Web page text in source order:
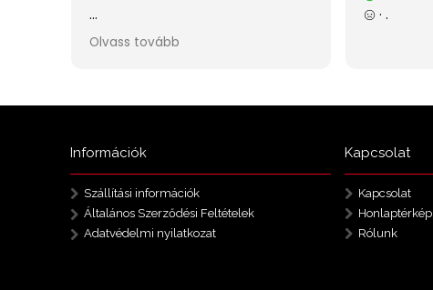
Információk
Szállítási információk
Általános Szerződési Feltételek
Adatvédelmi nyilatkozat
Kapcsolat
Kapcsolat
Honlaptérkép
Rólunk